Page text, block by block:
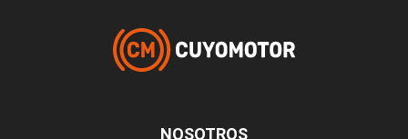
NOSOTROS